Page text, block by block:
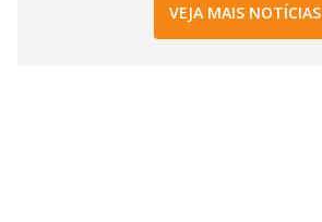
VEJA MAIS NOTÍCIAS